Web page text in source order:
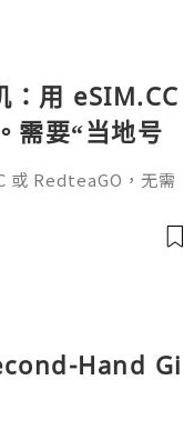
：用 eSIM.CC
需要“当地号
客户联
或 RedteaGO，无需
）。长期多国移动办
一次收货长期使用，
Hand Gi